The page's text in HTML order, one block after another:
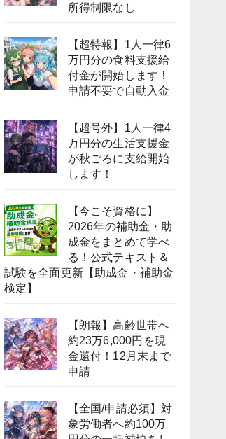
所得制限なし
【超特報】1人一律6
万円分の食料支援給
付金が開始します！
申請不要で自動入金
【超号外】1人一律4
万円分の生活支援金
が秋ごろに支給開始
します！
【今こそ資格に】
2026年の補助金・助
成金をまとめて学べ
る！公式テキスト＆
試験を全面更新【助成金・補助金
検定】
【朗報】高齢世帯へ
約23万6,000円を現
金還付！12月末まで
申請
【全国/申請必須】対
象労働者へ約100万